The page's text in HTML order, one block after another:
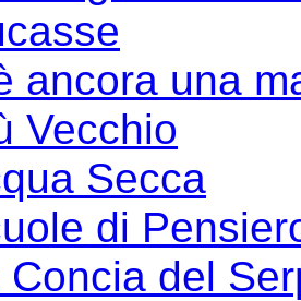
ancora una
Vecchio
Secca
di
Concia del